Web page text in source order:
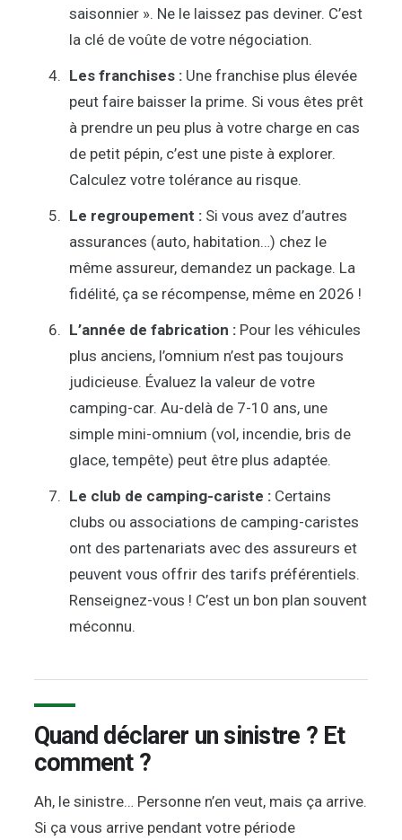
saisonnier ». Ne le laissez pas deviner. C’est
la clé de voûte de votre négociation.
Les franchises : Une franchise plus élevée
peut faire baisser la prime. Si vous êtes prêt
à prendre un peu plus à votre charge en cas
de petit pépin, c’est une piste à explorer.
Calculez votre tolérance au risque.
Le regroupement : Si vous avez d’autres
assurances (auto, habitation…) chez le
même assureur, demandez un package. La
fidélité, ça se récompense, même en 2026 !
L’année de fabrication : Pour les véhicules
plus anciens, l’omnium n’est pas toujours
judicieuse. Évaluez la valeur de votre
camping-car. Au-delà de 7-10 ans, une
simple mini-omnium (vol, incendie, bris de
glace, tempête) peut être plus adaptée.
Le club de camping-cariste : Certains
clubs ou associations de camping-caristes
ont des partenariats avec des assureurs et
peuvent vous offrir des tarifs préférentiels.
Renseignez-vous ! C’est un bon plan souvent
méconnu.
Quand déclarer un sinistre ? Et
comment ?
Ah, le sinistre… Personne n’en veut, mais ça arrive.
Si ça vous arrive pendant votre période